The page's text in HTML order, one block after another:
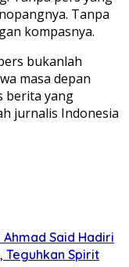
Tanpa
kompasnya.
bukanlah
masa depan
berita yang
jurnalis Indonesia
Said Hadiri
Teguhkan Spirit